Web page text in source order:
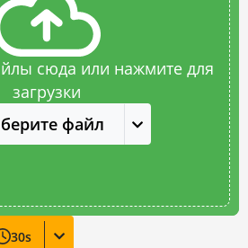
сюда или нажмите для
загрузки
файл
30s